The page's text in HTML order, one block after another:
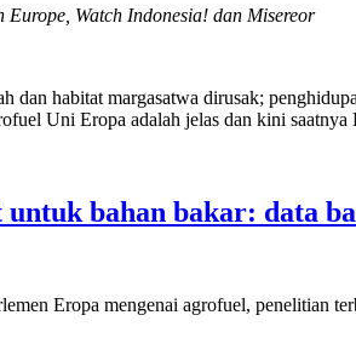
Watch Indonesia! dan Misereor
dan habitat margasatwa dirusak;
Uni Eropa adalah jelas dan kini saatnya
bahan bakar: data
Eropa mengenai agrofuel, penelitian